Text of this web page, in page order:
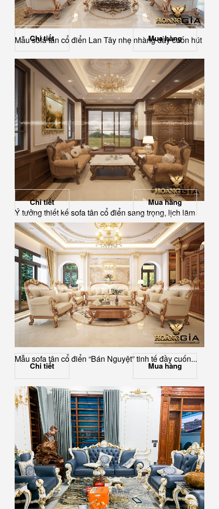
Mẫu sofa tân cổ điển Lan Tây nhẹ nhàng đầy cuốn hút
Chi tiết Mua hàng
Ý tưởng thiết kế sofa tân cổ điển sang trọng, lịch lãm
Chi tiết Mua hàng
Mẫu sofa tân cổ điển “Bán Nguyệt” tinh tế đầy cuốn...
Chi tiết Mua hàng